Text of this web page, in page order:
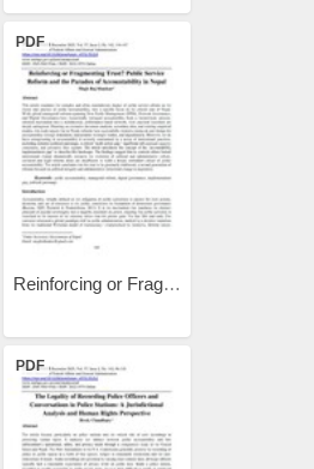
PDF
Reinforcing or Fragmenting...
PDF